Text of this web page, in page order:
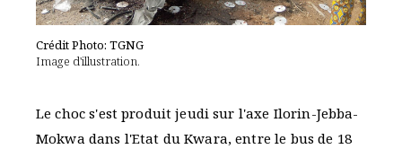
Crédit Photo: TGNG
Image d'illustration.
Le choc s'est produit jeudi sur l'axe Ilorin-Jebba-
Mokwa dans l'Etat du Kwara, entre le bus de 18